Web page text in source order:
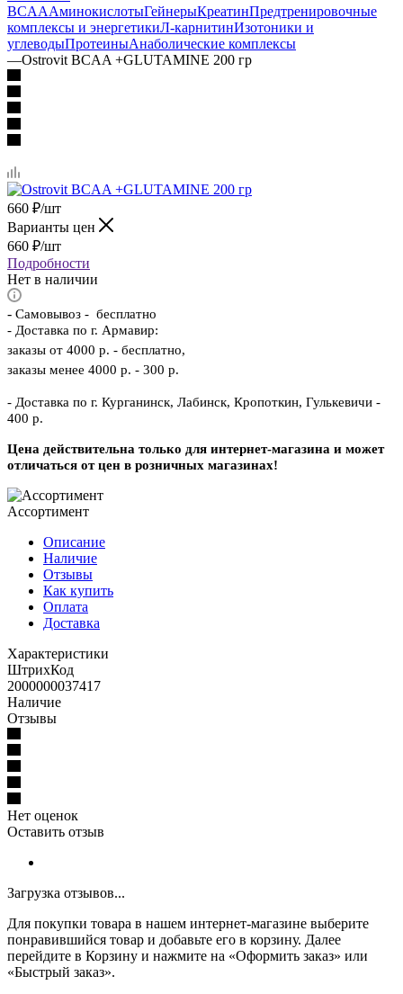
BCAAАминокислотыГейнерыКреатинПредтренировочные
комплексы и энергетикиЛ-карнитинИзотоники и
углеводыПротеиныАнаболические комплексы
—Ostrovit BCAA +GLUTAMINE 200 гр
660 ₽/шт
Варианты цен
660 ₽/шт
Подробности
Нет в наличии
- Самовывоз - бесплатно
- Доставка по г. Армавир:
заказы от 4000 р. - бесплатно,
заказы менее 4000 р. - 300 р.
- Доставка по г. Курганинск, Лабинск, Кропоткин, Гулькевичи -
400 р.
Цена действительна только для интернет-магазина и может
отличаться от цен в розничных магазинах!
Ассортимент
Описание
Наличие
Отзывы
Как купить
Оплата
Доставка
Характеристики
ШтрихКод
2000000037417
Наличие
Отзывы
Нет оценок
Оставить отзыв
Загрузка отзывов...
Для покупки товара в нашем интернет-магазине выберите
понравившийся товар и добавьте его в корзину. Далее
перейдите в Корзину и нажмите на «Оформить заказ» или
«Быстрый заказ».